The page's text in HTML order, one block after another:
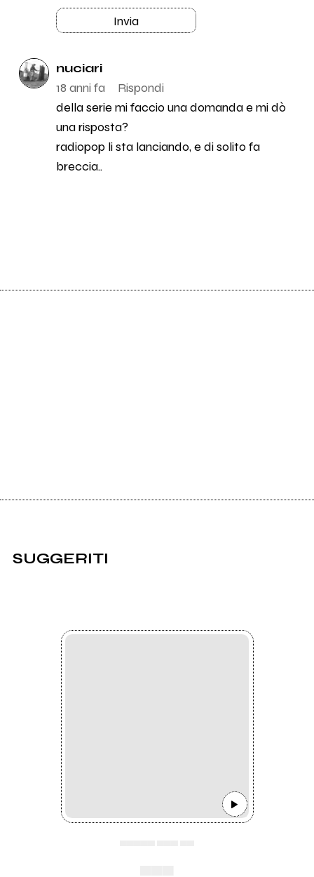
Invia
nuciari
18 anni fa
Rispondi
della serie mi faccio una domanda e mi dò
una risposta?
radiopop li sta lanciando, e di solito fa
breccia..
SUGGERITI